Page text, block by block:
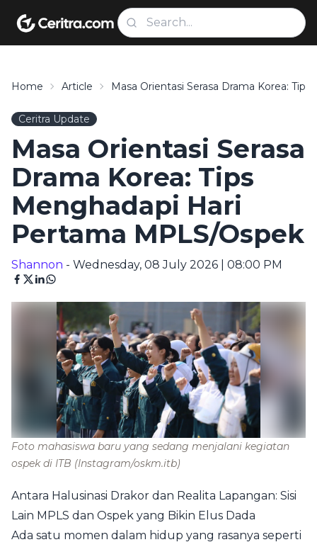
Home Article Masa Orientasi Serasa Drama Korea:
Ceritra Update
Masa Orientasi Serasa
Drama Korea: Tips
Menghadapi Hari
Pertama MPLS/Ospek
Shannon - Wednesday, 08 July 2026 | 08:00 PM
Foto mahasiswa baru yang sedang menjalani kegiatan
ospek di ITB (Instagram/oskm.itb)
Antara Halusinasi Drakor dan Realita Lapangan: Sisi
Lain MPLS dan Ospek yang Bikin Elus Dada
Ada satu momen dalam hidup yang rasanya seperti